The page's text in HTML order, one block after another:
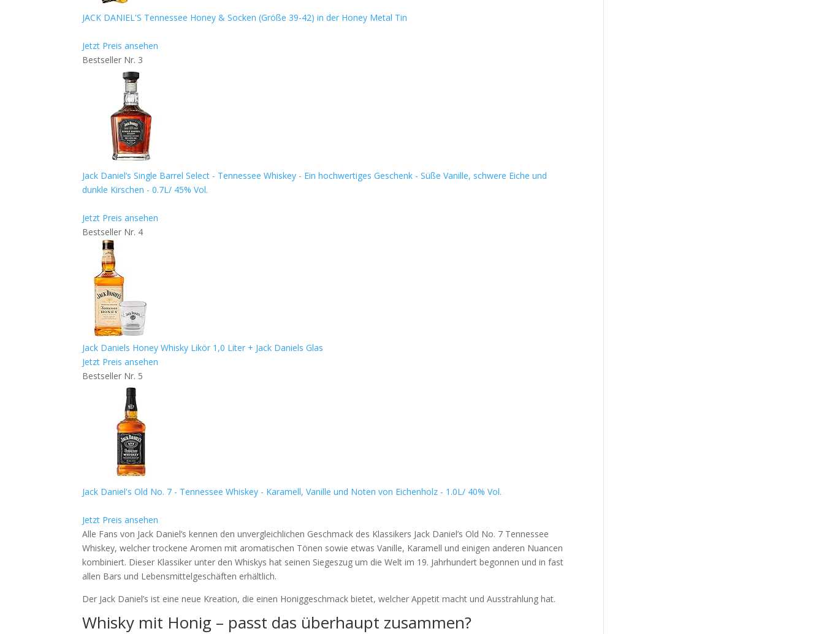
JACK DANIEL'S Tennessee Honey & Socken (Größe 39-42) in der Honey Metal Tin
Jetzt Preis ansehen
Bestseller Nr. 3
Jack Daniel‘s Single Barrel Select - Tennessee Whiskey - Ein hochwertiges Geschenk - Süße Vanille, schwere Eiche und
dunkle Kirschen - 0.7L/ 45% Vol.
Jetzt Preis ansehen
Bestseller Nr. 4
Jack Daniels Honey Whisky Likör 1,0 Liter + Jack Daniels Glas
Jetzt Preis ansehen
Bestseller Nr. 5
Jack Daniel's Old No. 7 - Tennessee Whiskey - Karamell, Vanille und Noten von Eichenholz - 1.0L/ 40% Vol.
Jetzt Preis ansehen
Alle Fans von Jack Daniel’s kennen den unvergleichlichen Geschmack des Klassikers Jack Daniel’s Old No. 7 Tennessee
Whiskey, welcher trockene Aromen mit aromatischen Tönen sowie etwas Vanille, Karamell und einigen anderen Nuancen
kombiniert. Dieser Klassiker unter den Whiskys hat seinen Siegeszug um die Welt im 19. Jahrhundert begonnen und in fast
allen Bars und Lebensmittelgeschäften erhältlich.
Der Jack Daniel’s ist eine neue Kreation, die einen Honiggeschmack bietet, welcher Appetit macht und Ausstrahlung hat.
Whisky mit Honig – passt das überhaupt zusammen?